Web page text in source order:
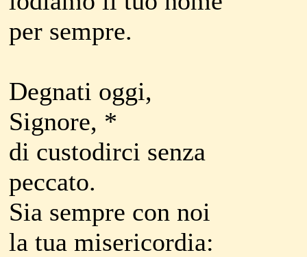
per sempre.
Degnati oggi,
Signore, *
di custodirci senza
peccato.
Sia sempre con noi
la tua misericordia: